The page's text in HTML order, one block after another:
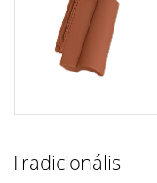
Tradicionális